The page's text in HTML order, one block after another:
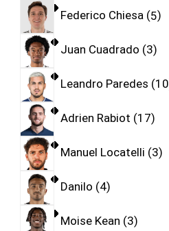
Federico Chiesa 5
Juan Cuadrado 3
Leandro Paredes 10
Adrien Rabiot 17
Manuel Locatelli 3
Danilo 4
Moise Kean 3